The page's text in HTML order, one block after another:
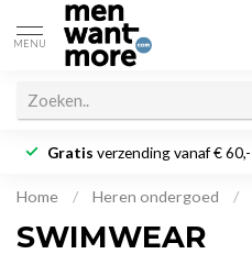
MENU
Gratis verzending vanaf € 60,-
Home / Heren ondergoed /
SWIMWEAR